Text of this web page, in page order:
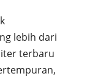
lebih dari
terbaru